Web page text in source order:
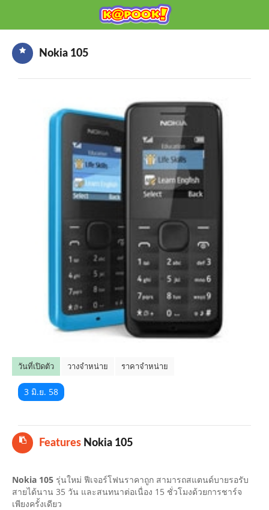
Mobile เช็กก่อนซื้อ
ราคามือถือ
มือถือรุ่นใหม่
ข่าวมือถือ
คลิปมือถือ
TOP 10 ข่าวมือถือ
TOP 10 มือถือยอดนิยม
CLOSE
Nokia 105
วันที่เปิดตัว วางจำหน่าย ราคาจำหน่าย
3 มิ.ย. 58
Features Nokia 105
Nokia 105 รุ่นใหม่ ฟีเจอร์โฟนราคาถูก สามารถสแตนด์บายรอรับ
สายได้นาน 35 วัน และสนทนาต่อเนื่อง 15 ชั่วโมงด้วยการชาร์จ
เพียงครั้งเดียว